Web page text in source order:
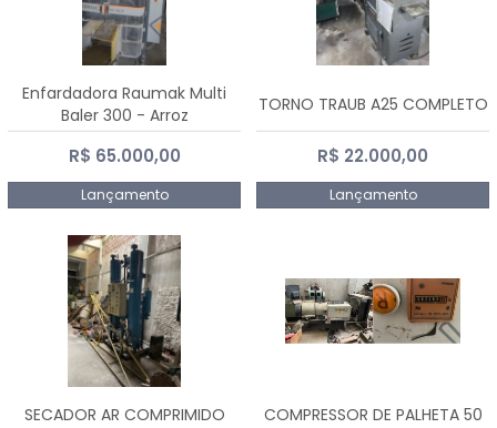
Enfardadora Raumak Multi
Baler 300 - Arroz
R$ 65.000,00
Lançamento
TORNO TRAUB A25 COMPLETO
R$ 22.000,00
Lançamento
SECADOR AR COMPRIMIDO
COMPRESSOR DE PALHETA 50